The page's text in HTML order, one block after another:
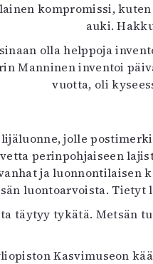
kompromissi,
auki.
olla helppoja
Manninen inventoi
vuotta, oli
jolle
perinpohjaiseen
ja luonnontilaisen
luontoarvoista.
täytyy tykätä. Metsän
Kasvimuseon